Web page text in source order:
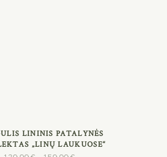
PASIRINKTI SAVYBES
LININIS PATALYNĖS
„LINŲ LAUKUOSE“